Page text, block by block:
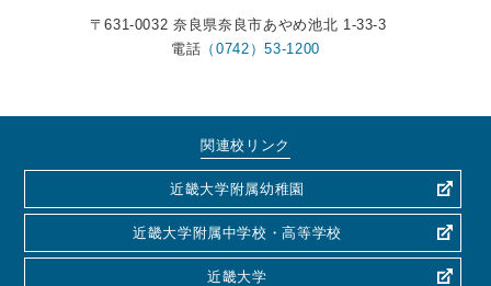
〒631-0032 奈良県奈良市あやめ池北 1-33-3
電話 （0742）53-1200
関連校リンク
近畿大学附属幼稚園
近畿大学附属中学校・高等学校
近畿大学